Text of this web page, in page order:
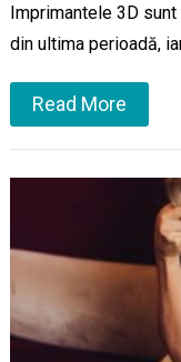
Imprimantele 3D
din ultima perioadă,
Read More